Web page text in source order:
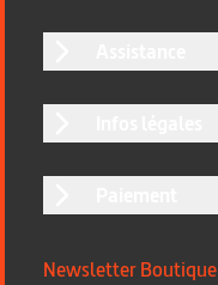
Newsletter Boutique